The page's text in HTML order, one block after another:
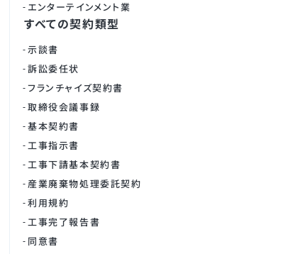
エンターテインメント業
すべての契約類型
示談書
訴訟委任状
フランチャイズ契約書
取締役会議事録
基本契約書
工事指示書
工事下請基本契約書
産業廃棄物処理委託契約
利用規約
工事完了報告書
同意書